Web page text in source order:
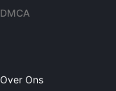
DMCA
Over Ons